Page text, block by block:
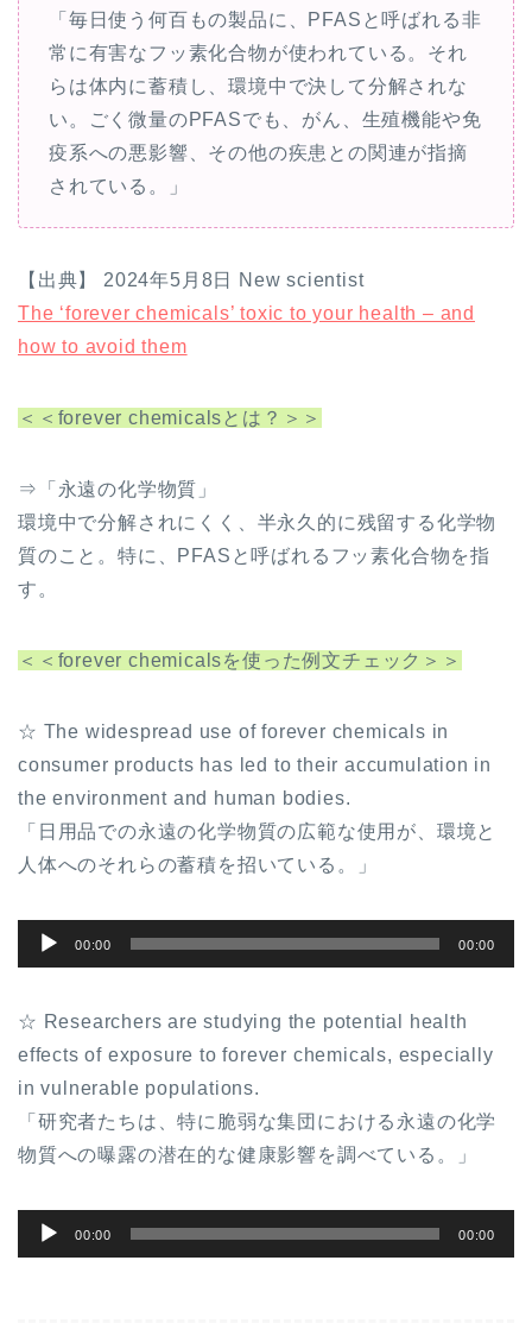
「毎日使う何百もの製品に、PFASと呼ばれる非
常に有害なフッ素化合物が使われている。それ
らは体内に蓄積し、環境中で決して分解されな
い。ごく微量のPFASでも、がん、生殖機能や免
疫系への悪影響、その他の疾患との関連が指摘
されている。」
【出典】 2024年5月8日 New scientist
The ‘forever chemicals’ toxic to your health – and
how to avoid them
＜＜forever chemicalsとは？＞＞
⇒「永遠の化学物質」
環境中で分解されにくく、半永久的に残留する化学物
質のこと。特に、PFASと呼ばれるフッ素化合物を指
す。
＜＜forever chemicalsを使った例文チェック＞＞
☆ The widespread use of forever chemicals in
consumer products has led to their accumulation in
the environment and human bodies.
「日用品での永遠の化学物質の広範な使用が、環境と
人体へのそれらの蓄積を招いている。」
声
レ
ー
ヤ
00:00 00:00
☆ Researchers are studying the potential health
effects of exposure to forever chemicals, especially
in vulnerable populations.
「研究者たちは、特に脆弱な集団における永遠の化学
物質への曝露の潜在的な健康影響を調べている。」
声
00:00 00:00